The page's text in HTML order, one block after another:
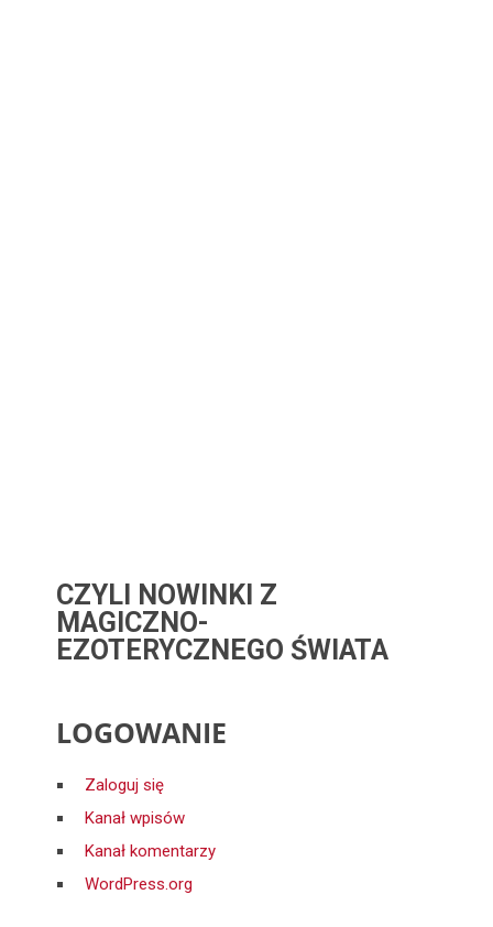
CZYLI NOWINKI Z
MAGICZNO-
EZOTERYCZNEGO ŚWIATA
LOGOWANIE
Zaloguj się
Kanał wpisów
Kanał komentarzy
WordPress.org